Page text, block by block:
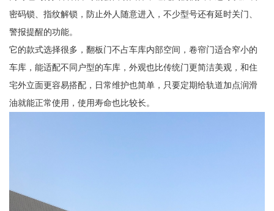
密码锁、指纹解锁，防止外人随意进入，不少型号还有延时关门、
警报提醒的功能。
它的款式选择很多，翻板门不占车库内部空间，卷帘门适合窄小的
车库，能适配不同户型的车库，外观也比传统门更简洁美观，和住
宅外立面更容易搭配，日常维护也简单，只要定期给轨道加点润滑
油就能正常使用，使用寿命也比较长。